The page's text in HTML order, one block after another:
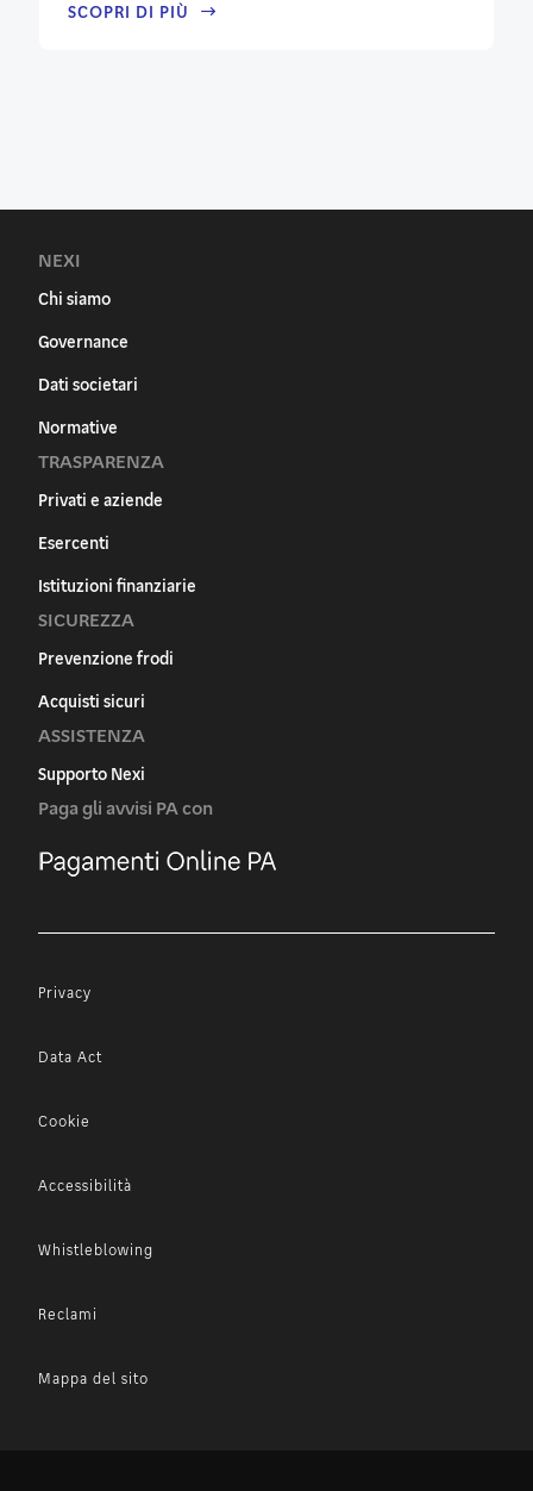
SCOPRI DI PIÙ
NEXI
Chi siamo
Governance
Dati societari
Normative
TRASPARENZA
Privati e aziende
Esercenti
Istituzioni finanziarie
SICUREZZA
Prevenzione frodi
Acquisti sicuri
ASSISTENZA
Supporto Nexi
Paga gli avvisi PA con
Privacy
Data Act
Cookie
Accessibilità
Whistleblowing
Reclami
Mappa del sito